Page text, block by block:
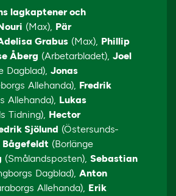
lagkaptener och
(Max), Pär
Grabus (Max), Phillip
Åberg (Arbetarbladet), Joel
Dagblad), Jonas
Allehanda), Fredrik
Allehanda), Lukas
Tidning), Hector
Sjölund (Östersunds-
Bågefeldt (Borlänge
(Smålandsposten), Sebastian
Dagblad), Anton
Allehanda), Erik